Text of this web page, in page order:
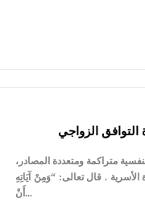
الزواجي
متراكمة ومتعددة المصادر،
الأسرية . قال تعالى: “وَمِنْ آيَاتِهِ
أَنْ...